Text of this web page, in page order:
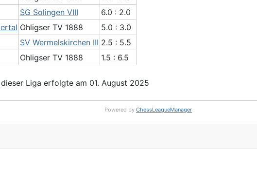
SG Solingen VIII
6.0 : 2.0
Ohligser TV 1888
5.0 : 3.0
SV Wermelskirchen III 2.5 : 5.5
Ohligser TV 1888 1.5 : 6.5
Liga erfolgte am 01. August 2025
Powered by ChessLeagueManager